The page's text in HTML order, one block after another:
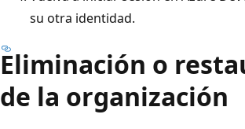
su otra identidad.
Eliminación o
de la organización